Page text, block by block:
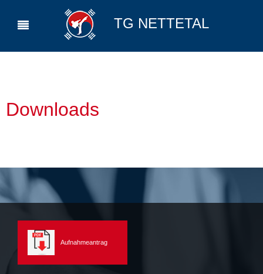
TG NETTETAL
Downloads
Aufnahmeantrag